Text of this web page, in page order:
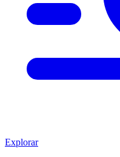
Explorar